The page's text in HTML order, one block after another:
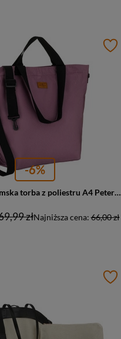
-6%
Shopperka damska torba z poliestru A4 Peterson TZ15605D duża różowa
Najniższa cena:66,00 zł
zł